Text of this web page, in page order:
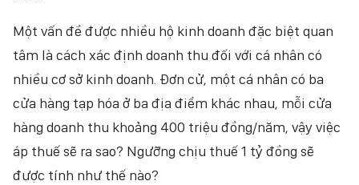
Một vấn đề được nhiều hộ kinh doanh đặc biệt quan
tâm là cách xác định doanh thu đối với cá nhân có
nhiều cơ sở kinh doanh. Đơn cử, một cá nhân có ba
cửa hàng tạp hóa ở ba địa điểm khác nhau, mỗi cửa
hàng doanh thu khoảng 400 triệu đồng/năm, vậy việc
áp thuế sẽ ra sao? Ngưỡng chịu thuế 1 tỷ đồng sẽ
được tính như thế nào?